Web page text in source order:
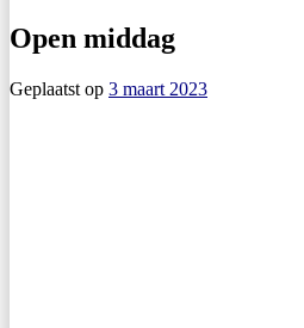
Open middag
Geplaatst op 3 maart 2023